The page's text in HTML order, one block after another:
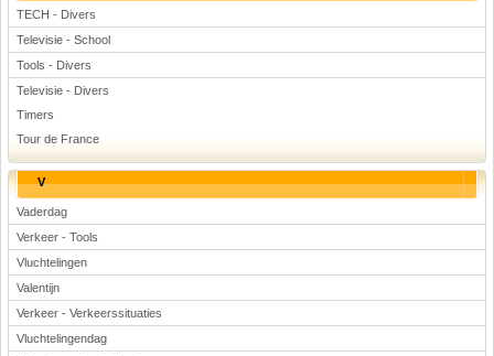
TECH - Divers
Televisie - School
Tools - Divers
Televisie - Divers
Timers
Tour de France
V
Vaderdag
Verkeer - Tools
Vluchtelingen
Valentijn
Verkeer - Verkeerssituaties
Vluchtelingendag